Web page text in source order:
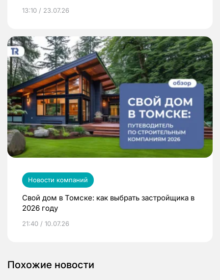
13:10 / 23.07.26
Новости компаний
Свой дом в Томске: как выбрать застройщика в
2026 году
21:40 / 10.07.26
Похожие новости